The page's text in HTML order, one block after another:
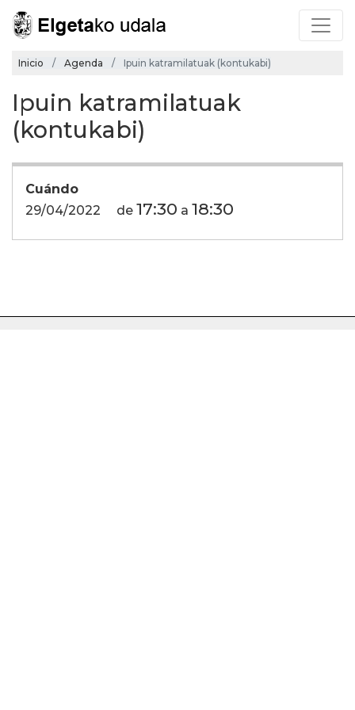
Inicio Agenda Ipuin katramilatuak (kontukabi)
Ipuin katramilatuak
(kontukabi)
Cuándo
29/04/2022
de 17:30 a 18:30